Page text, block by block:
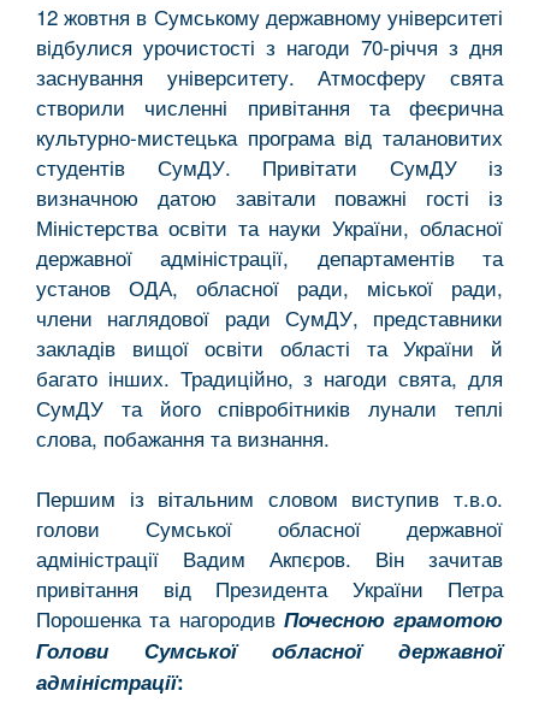
12 жовтня в Сумському державному університеті
відбулися урочистості з нагоди 70-річчя з дня
заснування університету. Атмосферу свята
створили численні привітання та феєрична
культурно-мистецька програма від талановитих
студентів СумДУ. Привітати СумДУ із
визначною датою завітали поважні гості із
Міністерства освіти та науки України, обласної
державної адміністрації, департаментів та
установ ОДА, обласної ради, міської ради,
члени наглядової ради СумДУ, представники
закладів вищої освіти області та України й
багато інших. Традиційно, з нагоди свята, для
СумДУ та його співробітників лунали теплі
слова, побажання та визнання.
Першим із вітальним словом виступив т.в.о.
голови Сумської обласної державної
адміністрації Вадим Акпєров. Він зачитав
привітання від Президента України Петра
Порошенка та нагородив Почесною грамотою
Голови Сумської обласної державної
адміністрації: